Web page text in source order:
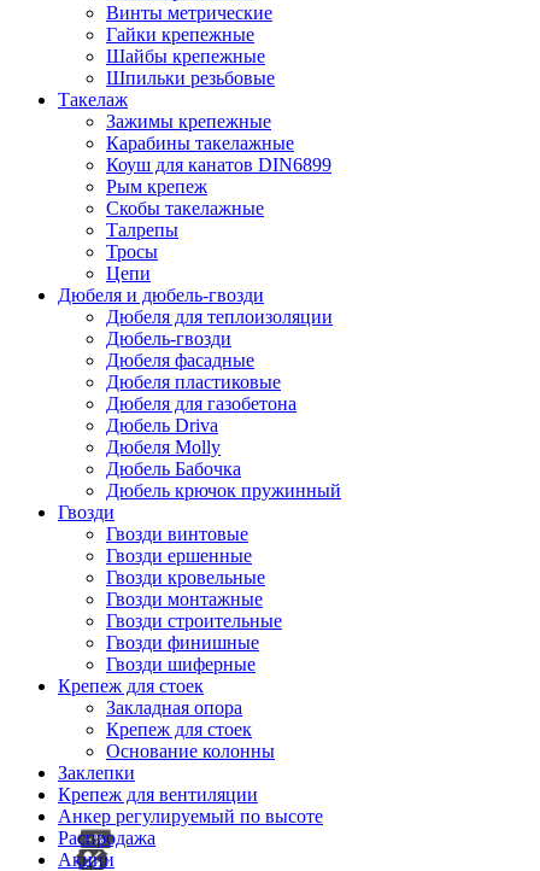
Винты метрические
Гайки крепежные
Шайбы крепежные
Шпильки резьбовые
Такелаж
Зажимы крепежные
Карабины такелажные
Коуш для канатов DIN6899
Рым крепеж
Скобы такелажные
Талрепы
Тросы
Цепи
Дюбеля и дюбель-гвозди
Дюбеля для теплоизоляции
Дюбель-гвозди
Дюбеля фасадные
Дюбеля пластиковые
Дюбеля для газобетона
Дюбель Driva
Дюбеля Molly
Дюбель Бабочка
Дюбель крючок пружинный
Гвозди
Гвозди винтовые
Гвозди ершенные
Гвозди кровельные
Гвозди монтажные
Гвозди строительные
Гвозди финишные
Гвозди шиферные
Крепеж для стоек
Закладная опора
Крепеж для стоек
Основание колонны
Заклепки
Крепеж для вентиляции
Анкер регулируемый по высоте
Распродажа
Акции